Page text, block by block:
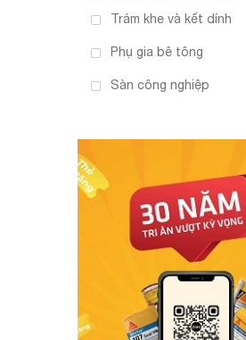
Trám khe và kết dính
Phụ gia bê tông
Sàn công nghiệp